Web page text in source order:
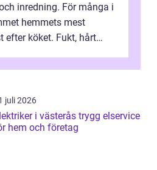
inredning. För många i
hemmets mest
efter köket. Fukt, hårt
juli 2026
i västerås trygg elservice
hem och företag